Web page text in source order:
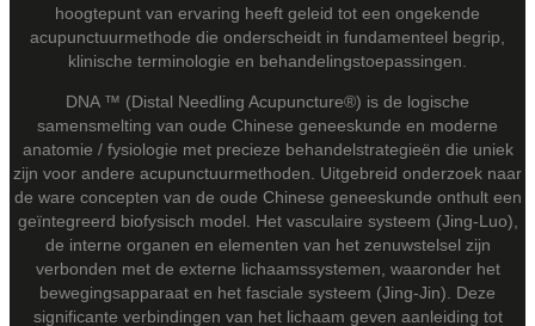
hoogtepunt van ervaring heeft geleid tot een ongekende
acupunctuurmethode die onderscheidt in fundamenteel begrip,
klinische terminologie en behandelingstoepassingen.
DNA ™ (Distal Needling Acupuncture®) is de logische
samensmelting van oude Chinese geneeskunde en moderne
anatomie / fysiologie met precieze behandelstrategieën die uniek
zijn voor andere acupunctuurmethoden. Uitgebreid onderzoek naar
de ware concepten van de oude Chinese geneeskunde onthult een
geïntegreerd biofysisch model. Het vasculaire systeem (Jing-Luo),
de interne organen en elementen van het zenuwstelsel zijn
verbonden met de externe lichaamssystemen, waaronder het
bewegingsapparaat en het fasciale systeem (Jing-Jin). Deze
significante verbindingen van het lichaam geven aanleiding tot